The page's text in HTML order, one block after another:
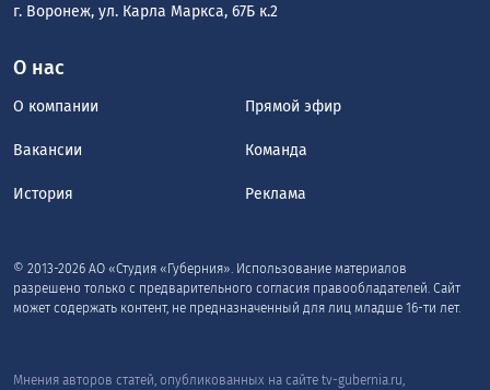
О нас
О компании Прямой эфир
Вакансии Команда
История Реклама
© 2013-2026 АО «Студия «Губерния». Использование материалов
разрешено только с предварительного согласия правообладателей. Сайт
может содержать контент, не предназначенный для лиц младше 16-ти лет.
г. Воронеж, ул. Карла Маркса, 67Б к.2
Мнения авторов статей, опубликованных на сайте tv-gubernia.ru,